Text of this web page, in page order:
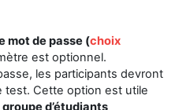
mot de passe (choix
est optionnel.
les participants devront
test. Cette option est utile
groupe d’étudiants